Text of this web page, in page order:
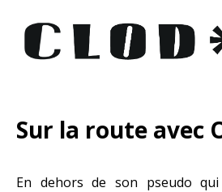
Sur la route avec
En dehors de son pseudo